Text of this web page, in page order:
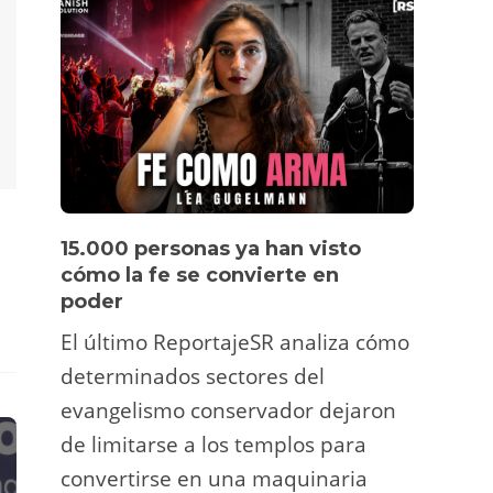
15.000 personas ya han visto
cómo la fe se convierte en
poder
El último ReportajeSR analiza cómo
determinados sectores del
evangelismo conservador dejaron
de limitarse a los templos para
convertirse en una maquinaria